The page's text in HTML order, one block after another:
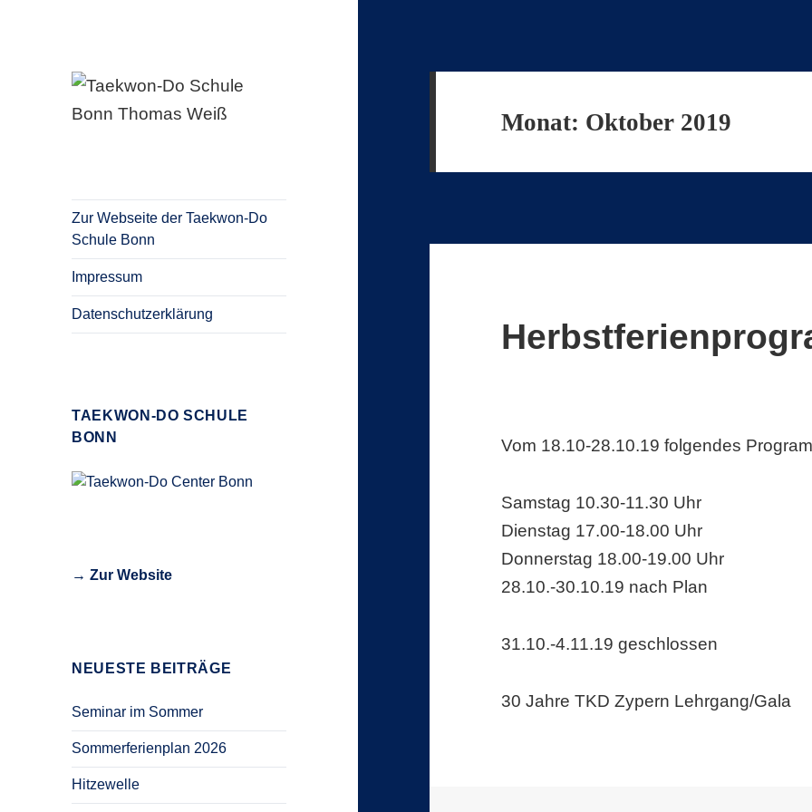
Thomas Weiß
Zur Webseite der Taekwon-Do
Schule Bonn
Impressum
Datenschutzerklärung
TAEKWON-DO SCHULE
BONN
→ Zur Website
NEUESTE BEITRÄGE
Seminar im Sommer
Sommerferienplan 2026
Hitzewelle
Monat: Oktober 2019
Vom 18.10-28.10.19 folgendes
Samstag 10.30-11.30 Uhr
Dienstag 17.00-18.00 Uhr
Donnerstag 18.00-19.00 Uhr
28.10.-30.10.19 nach Plan
31.10.-4.11.19 geschlossen
30 Jahre TKD Zypern Lehrgang/Gala